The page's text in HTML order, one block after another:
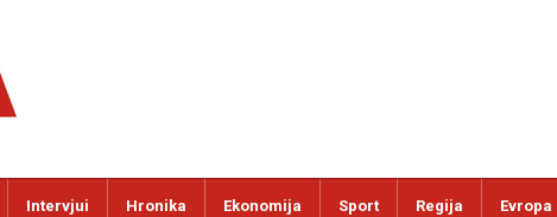
Intervjui Hronika Ekonomija Sport Regija Evropa